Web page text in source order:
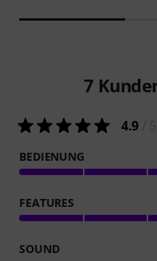
7
4.9
BEDIENUNG
FEATURES
SOUND